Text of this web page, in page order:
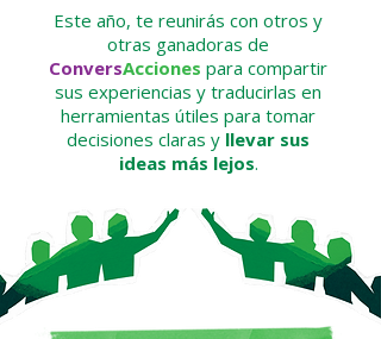
Este año, te reunirás con otros y
otras ganadoras de
ConversAcciones para compartir
sus experiencias y traducirlas en
herramientas útiles para tomar
decisiones claras y llevar sus
ideas más lejos.